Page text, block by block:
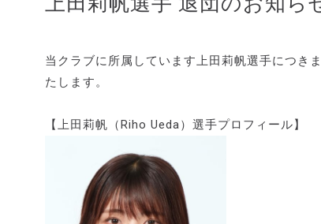
当クラブに所属しています上田莉帆選手につき
たします。
【上田莉帆（Riho Ueda）選手プロフィール】